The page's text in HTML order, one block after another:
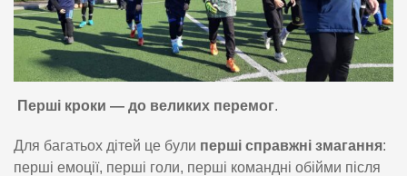
Перші кроки — до великих перемог.
Для багатьох дітей це були перші справжні змагання:
перші емоції, перші голи, перші командні обійми після